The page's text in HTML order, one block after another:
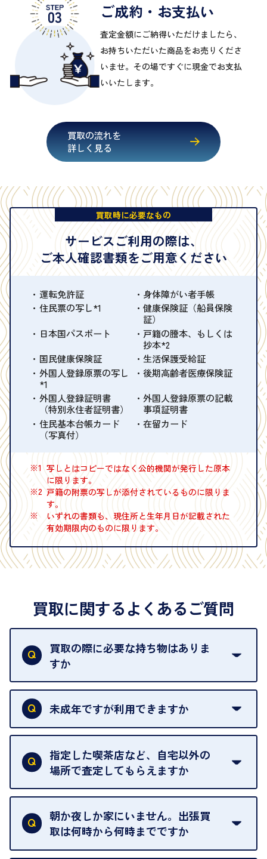
ご成約・お支払い
査定金額にご納得いただけましたら、
お持ちいただいた商品をお売りくださ
いませ。その場ですぐに現金でお支払
いいたします。
買取の流れを
詳しく見る
買取時に必要なもの
サービスご利用の際は、
ご本人確認書類をご用意ください
運転免許証
身体障がい者手帳
住民票の写し*1
健康保険証（船員保険
証）
日本国パスポート
戸籍の謄本、もしくは
抄本*2
国民健康保険証
生活保護受給証
外国人登録原票の写し
*1
後期高齢者医療保険証
外国人登録証明書
（特別永住者証明書）
外国人登録原票の記載
事項証明書
住民基本台帳カード
（写真付）
在留カード
※1 写しとはコピーではなく公的機関が発行した原本
に限ります。
※2 戸籍の附票の写しが添付されているものに限りま
す。
※
いずれの書類も、現住所と生年月日が記載された
有効期限内のものに限ります。
買取に関するよくあるご質問
買取の際に必要な持ち物はありま
すか
本人確認書類をご用意ください。ご利用になれる書
類はこちらをご確認ください。
未成年ですが利用できますか
18歳未満の方は、保護者の同意があってもご利用い
ただけません。
指定した喫茶店など、自宅以外の
場所で査定してもらえますか
ご自宅以外での査定はお引き受けできません。ご指
定のお店や、ほかのお客様への迷惑となることが考
えられるためです。
朝か夜しか家にいません。出張買
取は何時から何時までですか